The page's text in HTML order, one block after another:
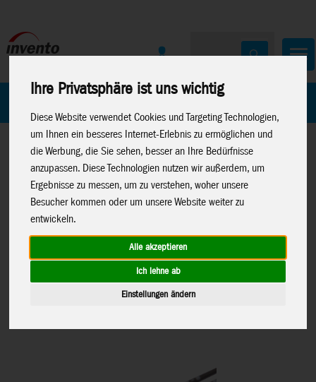
Ihre Privatsphäre ist uns wichtig
Diese Website verwendet Cookies und Targeting Technologien,
um Ihnen ein besseres Internet-Erlebnis zu ermöglichen und
die Werbung, die Sie sehen, besser an Ihre Bedürfnisse
anzupassen. Diese Technologien nutzen wir außerdem, um
Ergebnisse zu messen, um zu verstehen, woher unsere
Besucher kommen oder um unsere Website weiter zu
entwickeln.
Alle akzeptieren
Ich lehne ab
Einstellungen ändern
Home>Drachen
EXEL CRUISE Kohlefaser 6x4/1m